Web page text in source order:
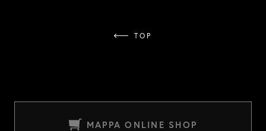
TOP
MAPPA ONLINE SHOP